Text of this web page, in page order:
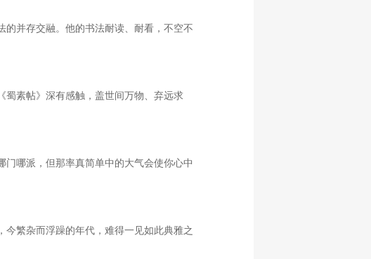
并存交融。他的书法耐读、耐看，不空不
蜀素帖》深有感触，盖世间万物、弃远求
哪派，但那率真简单中的大气会使你心中
繁杂而浮躁的年代，难得一见如此典雅之